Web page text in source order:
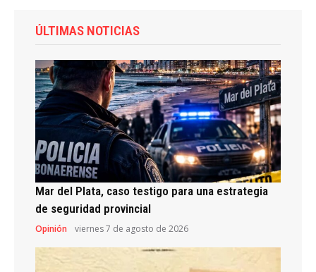
ÚLTIMAS NOTICIAS
Mar del Plata, caso testigo para una estrategia
de seguridad provincial
Opinión viernes 7 de agosto de 2026